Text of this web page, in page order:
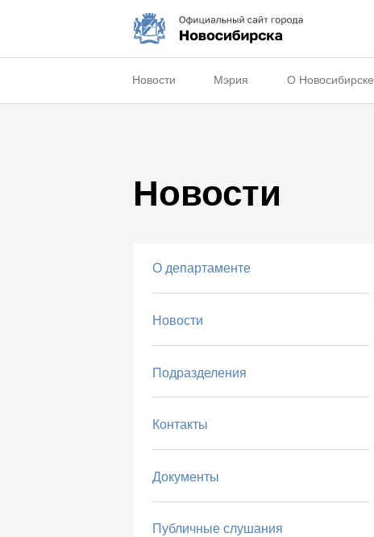
Новости Мэрия О Новосибирске
Новости
О департаменте
Новости
Подразделения
Контакты
Документы
Публичные слушания